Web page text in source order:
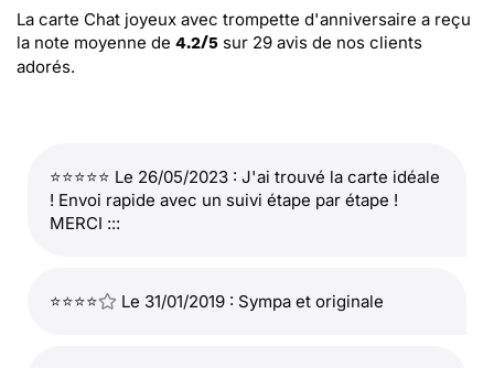
La carte Chat joyeux avec trompette d'anniversaire a reçu
la note moyenne de 4.2/5 sur 29 avis de nos clients
adorés.
⭐⭐⭐⭐⭐ Le 26/05/2023 : J'ai trouvé la carte idéale
! Envoi rapide avec un suivi étape par étape !
MERCI :::
⭐⭐⭐⭐ Le 31/01/2019 : Sympa et originale